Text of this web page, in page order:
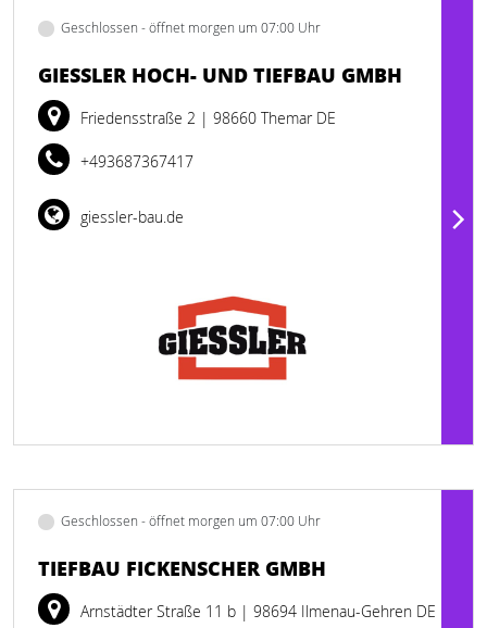
Geschlossen - öffnet morgen um 07:00 Uhr
GIESSLER HOCH- UND TIEFBAU GMBH
Friedensstraße 2 | 98660 Themar DE
+493687367417
giessler-bau.de
Geschlossen - öffnet morgen um 07:00 Uhr
TIEFBAU FICKENSCHER GMBH
Arnstädter Straße 11 b | 98694 Ilmenau-Gehren DE